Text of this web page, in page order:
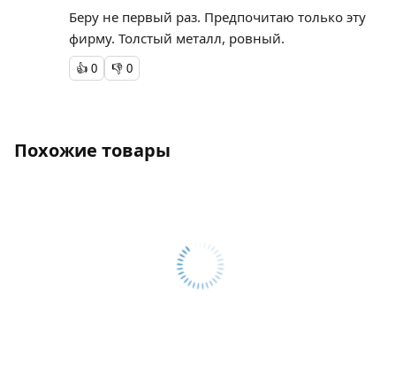
Беру не первый раз. Предпочитаю только эту
фирму. Толстый металл, ровный.
👍 0 👎 0
Похожие товары